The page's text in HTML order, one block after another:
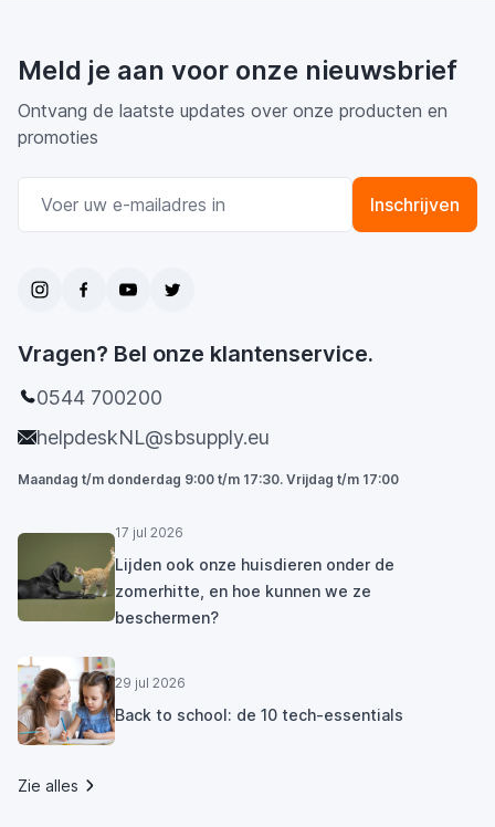
Meld je aan voor onze nieuwsbrief
Ontvang de laatste updates over onze producten en
promoties
Inschrijven
Vragen? Bel onze klantenservice.
0544 700200
helpdeskNL@sbsupply.eu
Maandag t/m donderdag 9:00 t/m 17:30. Vrijdag t/m 17:00
17 jul 2026
Lijden ook onze huisdieren onder de
zomerhitte, en hoe kunnen we ze
beschermen?
29 jul 2026
Back to school: de 10 tech-essentials
Zie alles